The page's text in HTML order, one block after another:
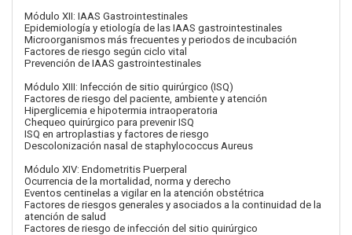
Módulo XII: IAAS Gastrointestinales
Epidemiología y etiología de las IAAS gastrointestinales
Microorganismos más frecuentes y periodos de incubación
Factores de riesgo según ciclo vital
Prevención de IAAS gastrointestinales
Módulo XIII: Infección de sitio quirúrgico (ISQ)
Factores de riesgo del paciente, ambiente y atención
Hiperglicemia e hipotermia intraoperatoria
Chequeo quirúrgico para prevenir ISQ
ISQ en artroplastias y factores de riesgo
Descolonización nasal de staphylococcus Aureus
Módulo XIV: Endometritis Puerperal
Ocurrencia de la mortalidad, norma y derecho
Eventos centinelas a vigilar en la atención obstétrica
Factores de riesgos generales y asociados a la continuidad de la
atención de salud
Factores de riesgo de infección del sitio quirúrgico